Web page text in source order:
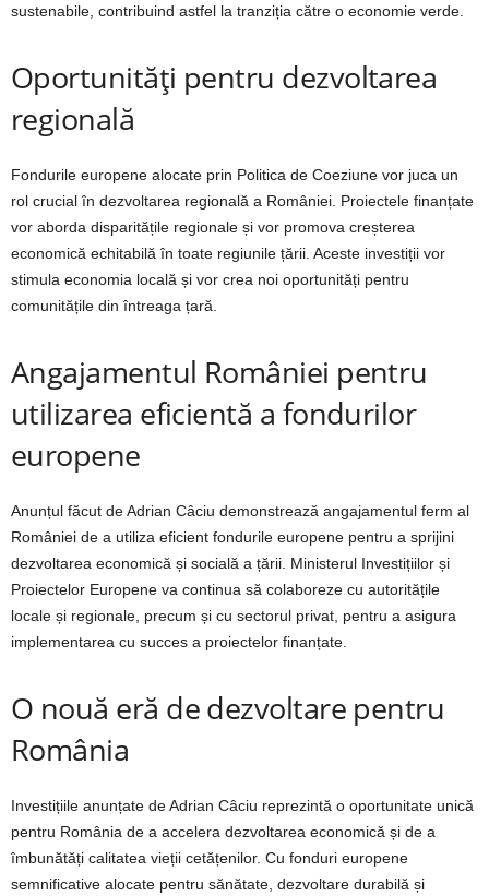
sustenabile, contribuind astfel la tranziția către o economie verde.
Oportunități pentru dezvoltarea
regională
Fondurile europene alocate prin Politica de Coeziune vor juca un
rol crucial în dezvoltarea regională a României. Proiectele finanțate
vor aborda disparitățile regionale și vor promova creșterea
economică echitabilă în toate regiunile țării. Aceste investiții vor
stimula economia locală și vor crea noi oportunități pentru
comunitățile din întreaga țară.
Angajamentul României pentru
utilizarea eficientă a fondurilor
europene
Anunțul făcut de Adrian Câciu demonstrează angajamentul ferm al
României de a utiliza eficient fondurile europene pentru a sprijini
dezvoltarea economică și socială a țării. Ministerul Investițiilor și
Proiectelor Europene va continua să colaboreze cu autoritățile
locale și regionale, precum și cu sectorul privat, pentru a asigura
implementarea cu succes a proiectelor finanțate.
O nouă eră de dezvoltare pentru
România
Investițiile anunțate de Adrian Câciu reprezintă o oportunitate unică
pentru România de a accelera dezvoltarea economică și de a
îmbunătăți calitatea vieții cetățenilor. Cu fonduri europene
semnificative alocate pentru sănătate, dezvoltare durabilă și